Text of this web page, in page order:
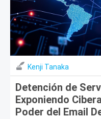
Kenji Tanaka
Detención de
Exponiendo
Poder del Email